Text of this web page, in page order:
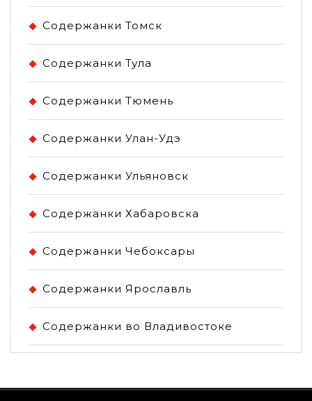
Содержанки Томск
Содержанки Тула
Содержанки Тюмень
Содержанки Улан-Удэ
Содержанки Ульяновск
Содержанки Хабаровска
Содержанки Чебоксары
Содержанки Ярославль
Содержанки во Владивостоке